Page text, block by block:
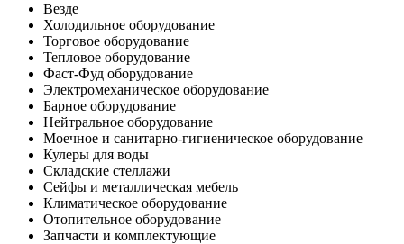
Везде
Холодильное оборудование
Торговое оборудование
Тепловое оборудование
Фаст-Фуд оборудование
Электромеханическое оборудование
Барное оборудование
Нейтральное оборудование
Моечное и санитарно-гигиеническое оборудование
Кулеры для воды
Складские стеллажи
Сейфы и металлическая мебель
Климатическое оборудование
Отопительное оборудование
Запчасти и комплектующие